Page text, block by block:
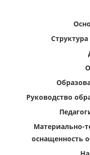
Руководство
Материально-
оснащенность